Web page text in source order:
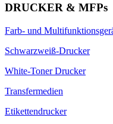
DRUCKER & MFPs
Farb- und
Schwarzweiß-Drucker
White-Toner Drucker
Transfermedien
Etikettendrucker